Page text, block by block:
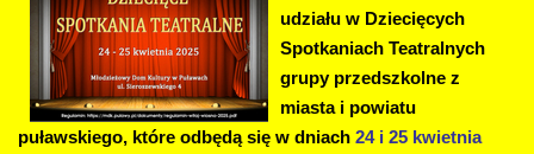
udziału w Dziecięcych
Spotkaniach Teatralnych
grupy przedszkolne z
miasta i powiatu
puławskiego, które odbędą się w dniach 24 i 25 kwietnia